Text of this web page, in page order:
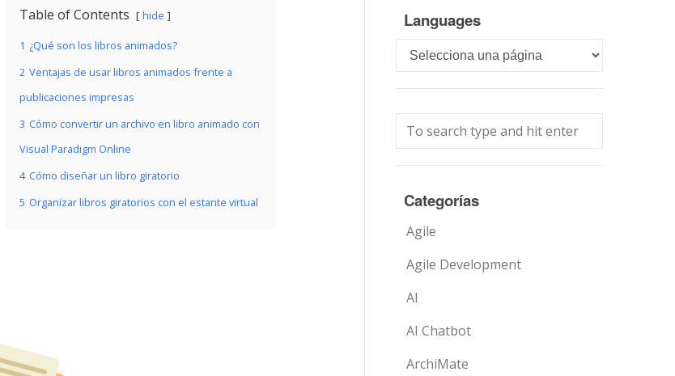
Table of Contents hide
1 ¿Qué son los libros animados?
2 Ventajas de usar libros animados frente a
publicaciones impresas
3 Cómo convertir un archivo en libro animado con
Visual Paradigm Online
4 Cómo diseñar un libro giratorio
5 Organizar libros giratorios con el estante virtual
Languages
Languages
Categorías
Agile
Agile Development
AI
AI Chatbot
ArchiMate